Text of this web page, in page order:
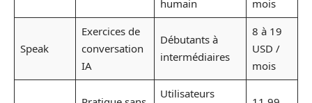
humain
mois
Speak
Exercices de
conversation
IA
Débutants à
intermédiaires
8 à 19
USD /
mois
Utilisateurs